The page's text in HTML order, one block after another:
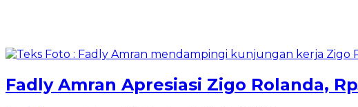
Fadly Amran Apresiasi Zigo Rolanda,